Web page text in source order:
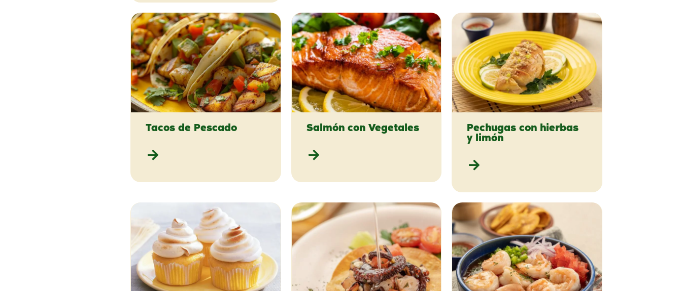
Tacos de Pescado Salmón con Vegetales
Pechugas con hierbas
y limón